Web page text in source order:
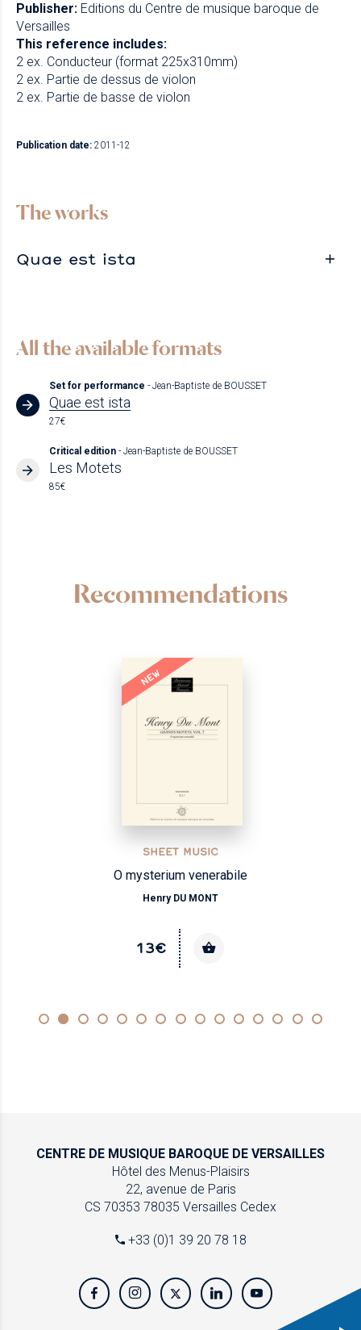
Publisher: Editions du Centre de musique baroque de
Versailles
This reference includes:
2 ex. Conducteur (format 225x310mm)
2 ex. Partie de dessus de violon
2 ex. Partie de basse de violon
Publication date: 2011-12
The works
Quae est ista
All the available formats
Set for performance - Jean-Baptiste de BOUSSET
Quae est ista
27€
Critical edition - Jean-Baptiste de BOUSSET
Les Motets
85€
Recommendations
NEW
SHEET MUSIC
O mysterium venerabile
Henry DU MONT
13€
CENTRE DE MUSIQUE BAROQUE DE VERSAILLES
Hôtel des Menus-Plaisirs
22, avenue de Paris
CS 70353 78035 Versailles Cedex
+33 (0)1 39 20 78 18